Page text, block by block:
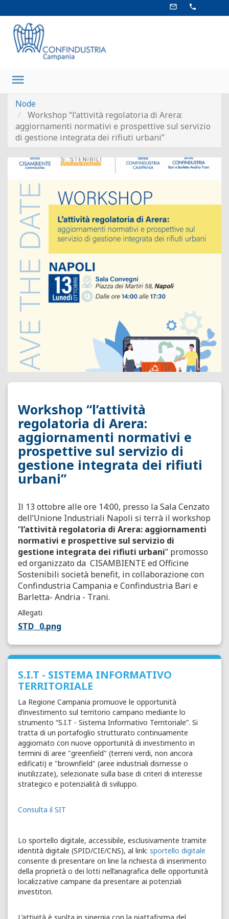
al
contenuto
principale
mail_outline phone
Main
navigation
Node
Workshop “l’attività regolatoria di Arera:
aggiornamenti normativi e prospettive sul servizio
di gestione integrata dei rifiuti urbani”
Workshop “l’attività
regolatoria di Arera:
aggiornamenti normativi e
prospettive sul servizio di
gestione integrata dei rifiuti
urbani”
Il 13 ottobre alle ore 14:00, presso la Sala Cenzato
dell’Unione Industriali Napoli si terrà il workshop
“l’attività regolatoria di Arera: aggiornamenti
normativi e prospettive sul servizio di
gestione integrata dei rifiuti urbani” promosso
ed organizzato da CISAMBIENTE ed Officine
Sostenibili società benefit, in collaborazione con
Confindustria Campania e Confindustria Bari e
Barletta- Andria - Trani.
Allegati
STD _0.png
S.I.T - SISTEMA INFORMATIVO
TERRITORIALE
La Regione Campania promuove le opportunità
d’investimento sul territorio campano mediante lo
strumento “S.I.T - Sistema Informativo Territoriale”. Si
tratta di un portafoglio strutturato continuamente
aggiornato con nuove opportunità di investimento in
termini di aree "greenfield" (terreni verdi, non ancora
edificati) e "brownfield" (aree industriali dismesse o
inutilizzate), selezionate sulla base di criteri di interesse
strategico e potenzialità di sviluppo.
Consulta il SIT
Lo sportello digitale, accessibile, esclusivamente tramite
identità digitale (SPID/CIE/CNS), al link: sportello digitale
consente di presentare on line la richiesta di inserimento
della proprietà o dei lotti nell’anagrafica delle opportunità
localizzative campane da presentare ai potenziali
investitori.